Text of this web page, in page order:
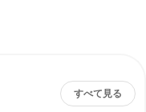
すべて見る